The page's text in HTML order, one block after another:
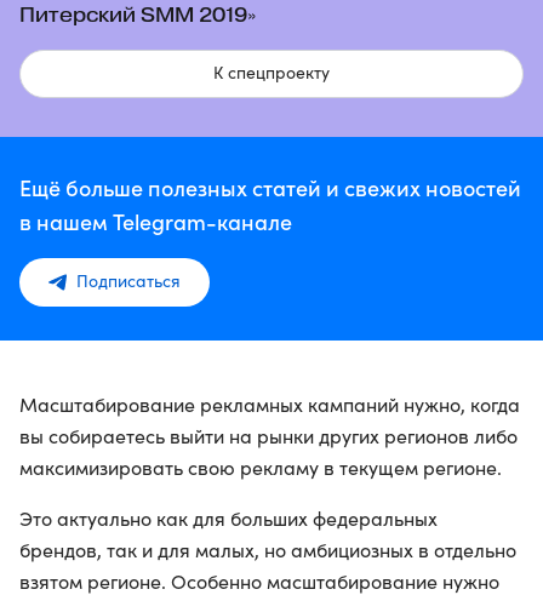
Питерский SMM 2019»
К спецпроекту
Ещё больше полезных статей и свежих новостей
в нашем Telegram-канале
Подписаться
Масштабирование рекламных кампаний нужно, когда
вы собираетесь выйти на рынки других регионов либо
максимизировать свою рекламу в текущем регионе.
Это актуально как для больших федеральных
брендов, так и для малых, но амбициозных в отдельно
взятом регионе. Особенно масштабирование нужно